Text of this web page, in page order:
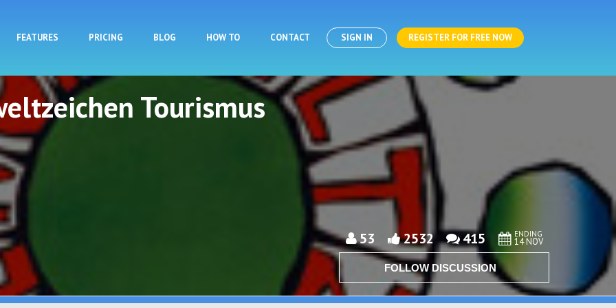
FEATURES PRICING BLOG HOW TO CONTACT SIGN IN REGISTER FOR FREE NOW
Tourismus
53 2532 415 ENDING
14 NOV
FOLLOW DISCUSSION